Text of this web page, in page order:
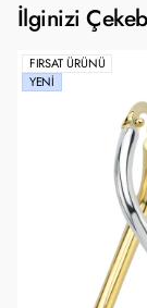
İlginizi
FIRSAT ÜRÜNÜ
YENI